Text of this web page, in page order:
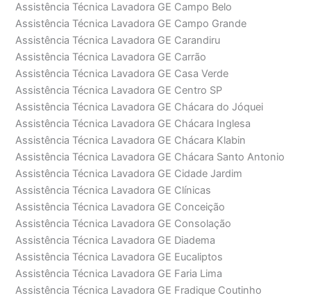
Assistência Técnica Lavadora GE Campo Belo
Assistência Técnica Lavadora GE Campo Grande
Assistência Técnica Lavadora GE Carandiru
Assistência Técnica Lavadora GE Carrão
Assistência Técnica Lavadora GE Casa Verde
Assistência Técnica Lavadora GE Centro SP
Assistência Técnica Lavadora GE Chácara do Jóquei
Assistência Técnica Lavadora GE Chácara Inglesa
Assistência Técnica Lavadora GE Chácara Klabin
Assistência Técnica Lavadora GE Chácara Santo Antonio
Assistência Técnica Lavadora GE Cidade Jardim
Assistência Técnica Lavadora GE Clínicas
Assistência Técnica Lavadora GE Conceição
Assistência Técnica Lavadora GE Consolação
Assistência Técnica Lavadora GE Diadema
Assistência Técnica Lavadora GE Eucaliptos
Assistência Técnica Lavadora GE Faria Lima
Assistência Técnica Lavadora GE Fradique Coutinho